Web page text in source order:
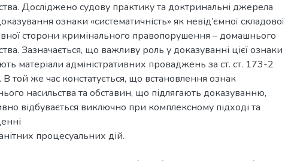
Досліджено судову практику та доктринальні джерела
ознаки «систематичність» як невід’ємної складової
сторони кримінального правопорушення – домашнього
Зазначається, що важливу роль у доказуванні цієї ознаки
матеріали адміністративних проваджень за ст. ст. 173-2
той же час констатується, що встановлення ознак
насильства та обставин, що підлягають доказуванню,
відбувається виключно при комплексному підході та
процесуальних дій.